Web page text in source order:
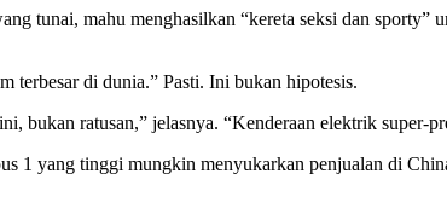
tunai, mahu menghasilkan “kereta seksi dan
terbesar di dunia.” Pasti. Ini bukan hipotesis.
bukan ratusan,” jelasnya. “Kenderaan elektrik
1 yang tinggi mungkin menyukarkan penjualan di